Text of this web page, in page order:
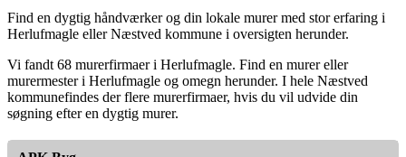
Find en dygtig håndværker og din lokale murer med stor erfaring i
Herlufmagle eller Næstved kommune i oversigten herunder.
Vi fandt 68 murerfirmaer i Herlufmagle. Find en murer eller
murermester i Herlufmagle og omegn herunder. I hele Næstved
kommunefindes der flere murerfirmaer, hvis du vil udvide din
søgning efter en dygtig murer.